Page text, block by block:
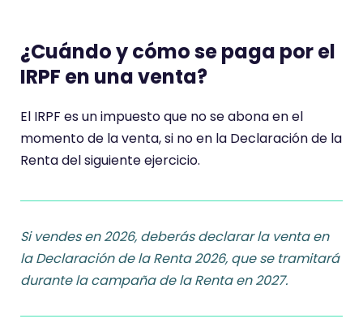
¿Cuándo y cómo se paga por el
IRPF en una venta?
El IRPF es un impuesto que no se abona en el
momento de la venta, si no en la Declaración de la
Renta del siguiente ejercicio.
Si vendes en 2026, deberás declarar la venta en
la Declaración de la Renta 2026, que se tramitará
durante la campaña de la Renta en 2027.